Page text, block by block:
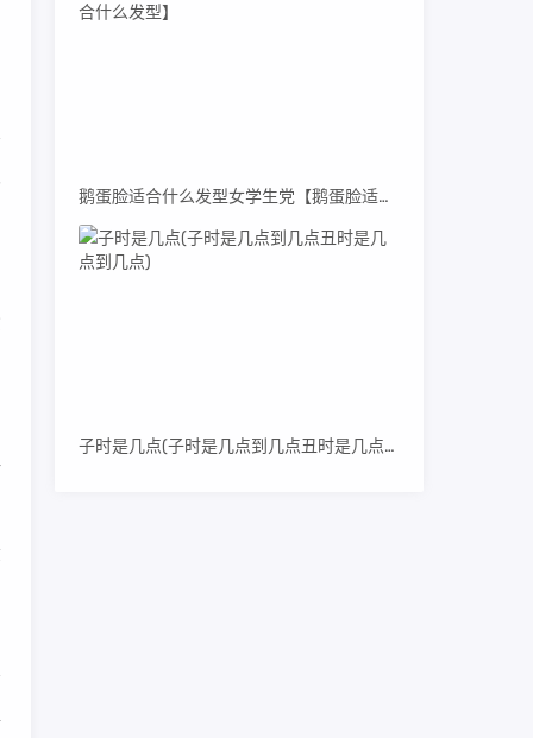
鹅蛋脸适合什么发型女学生党【鹅蛋脸适合什么发型】
子时是几点(子时是几点到几点丑时是几点到几点)